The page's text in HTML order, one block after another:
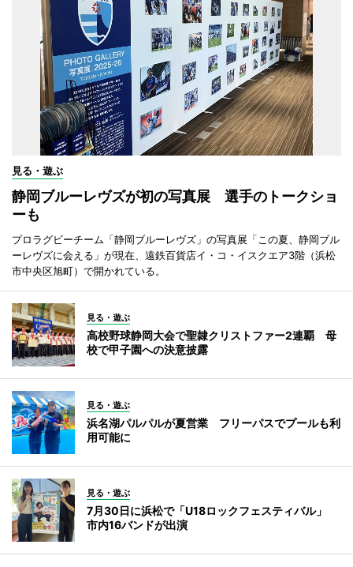
見る・遊ぶ
静岡ブルーレヴズが初の写真展 選手のトークショ
ーも
プロラグビーチーム「静岡ブルーレヴズ」の写真展「この夏、静岡ブル
ーレヴズに会える」が現在、遠鉄百貨店イ・コ・イスクエア3階（浜松
市中央区旭町）で開かれている。
見る・遊ぶ
高校野球静岡大会で聖隷クリストファー2連覇 母
校で甲子園への決意披露
見る・遊ぶ
浜名湖パルパルが夏営業 フリーパスでプールも利
用可能に
見る・遊ぶ
7月30日に浜松で「U18ロックフェスティバル」
市内16バンドが出演